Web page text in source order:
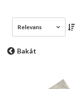
Relevans
Bakåt